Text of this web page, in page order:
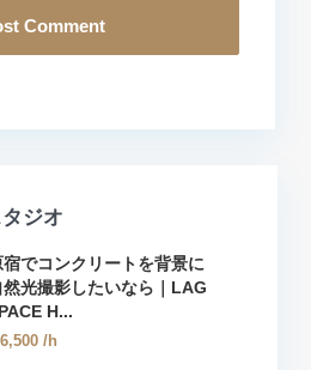
ジオ
宿でコンクリートを背景に
然光撮影したいなら｜LAG
H...
/h